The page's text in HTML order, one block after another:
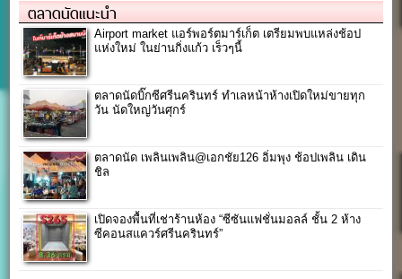
ตลาดนัดแนะนำ
Airport market แอร์พอร์ตมาร์เก็ต เตรียมพบแหล่งช้อป
แห่งใหม่ ในย่านกิ่งแก้ว เร็วๆนี้
ตลาดนัดบิ๊กซีศรีนครินทร์ ทำเลหน้าห้างเปิดใหม่ขายทุก
วัน นัดใหญ่วันศุกร์
ตลาดนัด เพลินเพลิน@เอกชัย126 อิ่มพุง ช้อปเพลิน เดิน
ชิล
เปิดจองพื้นที่เช่าร้านห้อง “ซีซันแฟชั่นมอลล์ ชั้น 2 ห้าง
ซีคอนสแควร์ศรีนครินทร์”